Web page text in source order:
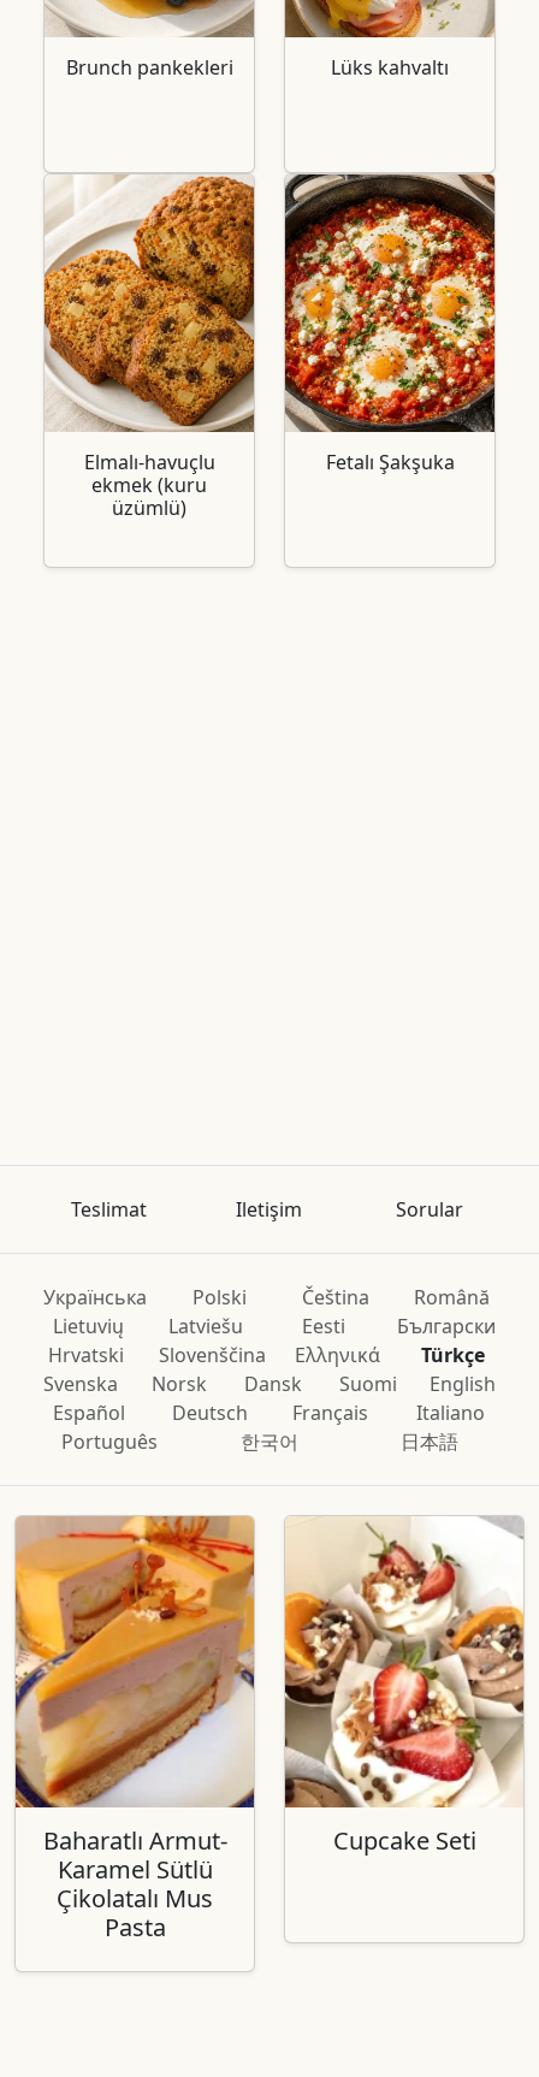
Brunch pankekleri Lüks kahvaltı
Elmalı-havuçlu
ekmek (kuru
üzümlü)
Fetalı Şakşuka
Teslimat Iletişim Sorular
Українська Polski Čeština
Română
Lietuvių
Latviešu Eesti
Български
Hrvatski
Slovenščina Ελληνικά
Türkçe
Svenska
Norsk Dansk Suomi
English
Español
Deutsch Français
Italiano
Português
한국어 日本語
Baharatlı Armut-
Karamel Sütlü
Çikolatalı Mus
Pasta
Cupcake Seti